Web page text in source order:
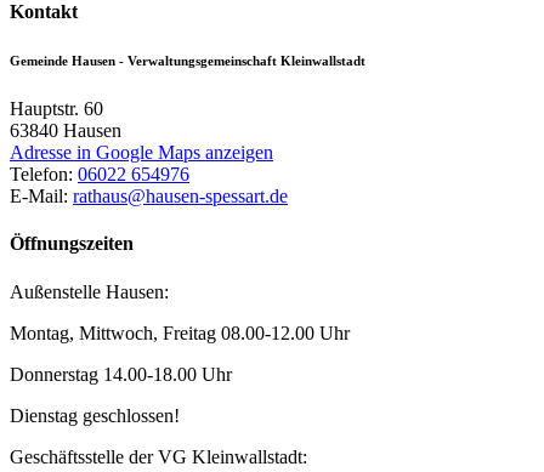
Kontakt
Gemeinde Hausen - Verwaltungsgemeinschaft Kleinwallstadt
Hauptstr. 60
63840 Hausen
Adresse in Google Maps anzeigen
Telefon: 06022 654976
E-Mail: rathaus@hausen-spessart.de
Öffnungszeiten
Außenstelle Hausen:
Montag, Mittwoch, Freitag 08.00-12.00 Uhr
Donnerstag 14.00-18.00 Uhr
Dienstag geschlossen!
Geschäftsstelle der VG Kleinwallstadt: